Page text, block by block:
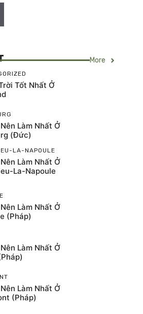
More
Tốt Nhất Ở
Làm Nhất Ở
(Đức)
LA-NAPOULE
Làm Nhất Ở
La-Napoule
Làm Nhất Ở
(Pháp)
Làm Nhất Ở
Làm Nhất Ở
(Pháp)